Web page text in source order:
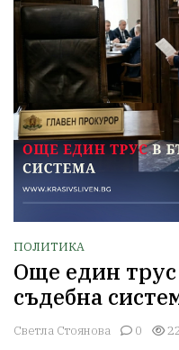
ПОЛИТИКА
Още един трус
съдебна
Светла Стоянова 0